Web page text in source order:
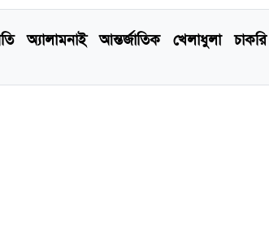
অ্যালামনাই আন্তর্জাতিক খেলাধুলা চাকরি